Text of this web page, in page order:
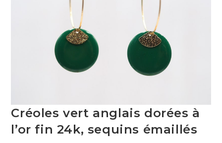
Créoles vert anglais dorées à
l’or fin 24k, sequins émaillés